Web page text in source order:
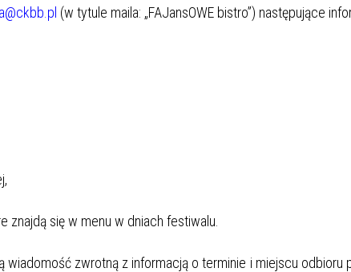
(w tytule maila: „FAJansOWE bistro”) następujące
znajdą się w menu w dniach festiwalu.
zwrotną z informacją o terminie i miejscu odbioru